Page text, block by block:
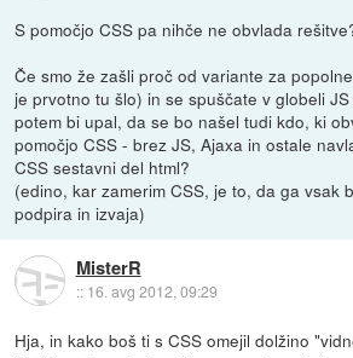
S pomočjo CSS pa nihče ne obvlada
Če smo že zašli proč od variante za
je prvotno tu šlo) in se spuščate v globeli
potem bi upal, da se bo našel tudi kdo, ki
pomočjo CSS - brez JS, Ajaxa in ostale
CSS sestavni del html?
(edino, kar zamerim CSS, je to, da ga vsak
podpira in izvaja)
MisterR
:: 16. avg 2012, 09:29
Hja, in kako boš ti s CSS omejil dolžino